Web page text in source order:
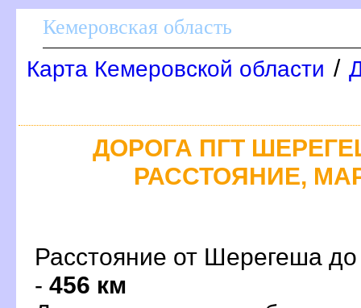
Кемеровская область
Карта Кемеровской области /
ДОРОГА ПГТ
РАССТОЯНИЕ,
Расстояние от Шерегеша
- 456 км